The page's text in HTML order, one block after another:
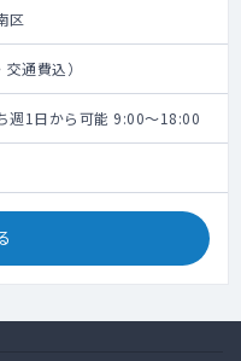
区
通費込）
週1日から可能 9:00～18:00